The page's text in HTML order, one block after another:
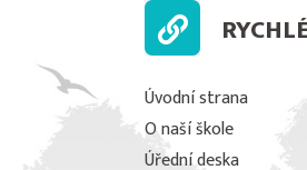
Úvodní strana
O naší škole
Úřední deska